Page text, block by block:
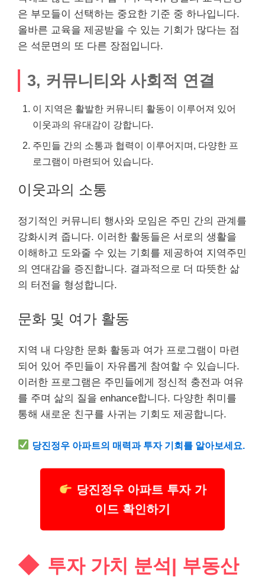
은 부모들이 선택하는 중요한 기준 중 하나입니다.
올바른 교육을 제공받을 수 있는 기회가 많다는 점
은 석문면의 또 다른 장점입니다.
3, 커뮤니티와 사회적 연결
이 지역은 활발한 커뮤니티 활동이 이루어져 있어
이웃과의 유대감이 강합니다.
주민들 간의 소통과 협력이 이루어지며, 다양한 프
로그램이 마련되어 있습니다.
이웃과의 소통
정기적인 커뮤니티 행사와 모임은 주민 간의 관계를
강화시켜 줍니다. 이러한 활동들은 서로의 생활을
이해하고 도와줄 수 있는 기회를 제공하여 지역주민
의 연대감을 증진합니다. 결과적으로 더 따뜻한 삶
의 터전을 형성합니다.
문화 및 여가 활동
지역 내 다양한 문화 활동과 여가 프로그램이 마련
되어 있어 주민들이 자유롭게 참여할 수 있습니다.
이러한 프로그램은 주민들에게 정신적 충전과 여유
를 주며 삶의 질을 enhance합니다. 다양한 취미를
통해 새로운 친구를 사귀는 기회도 제공합니다.
당진정우 아파트의 매력과 투자 기회를 알아보세요.
당진정우 아파트 투자 가
이드 확인하기
투자 가치 분석| 부동산